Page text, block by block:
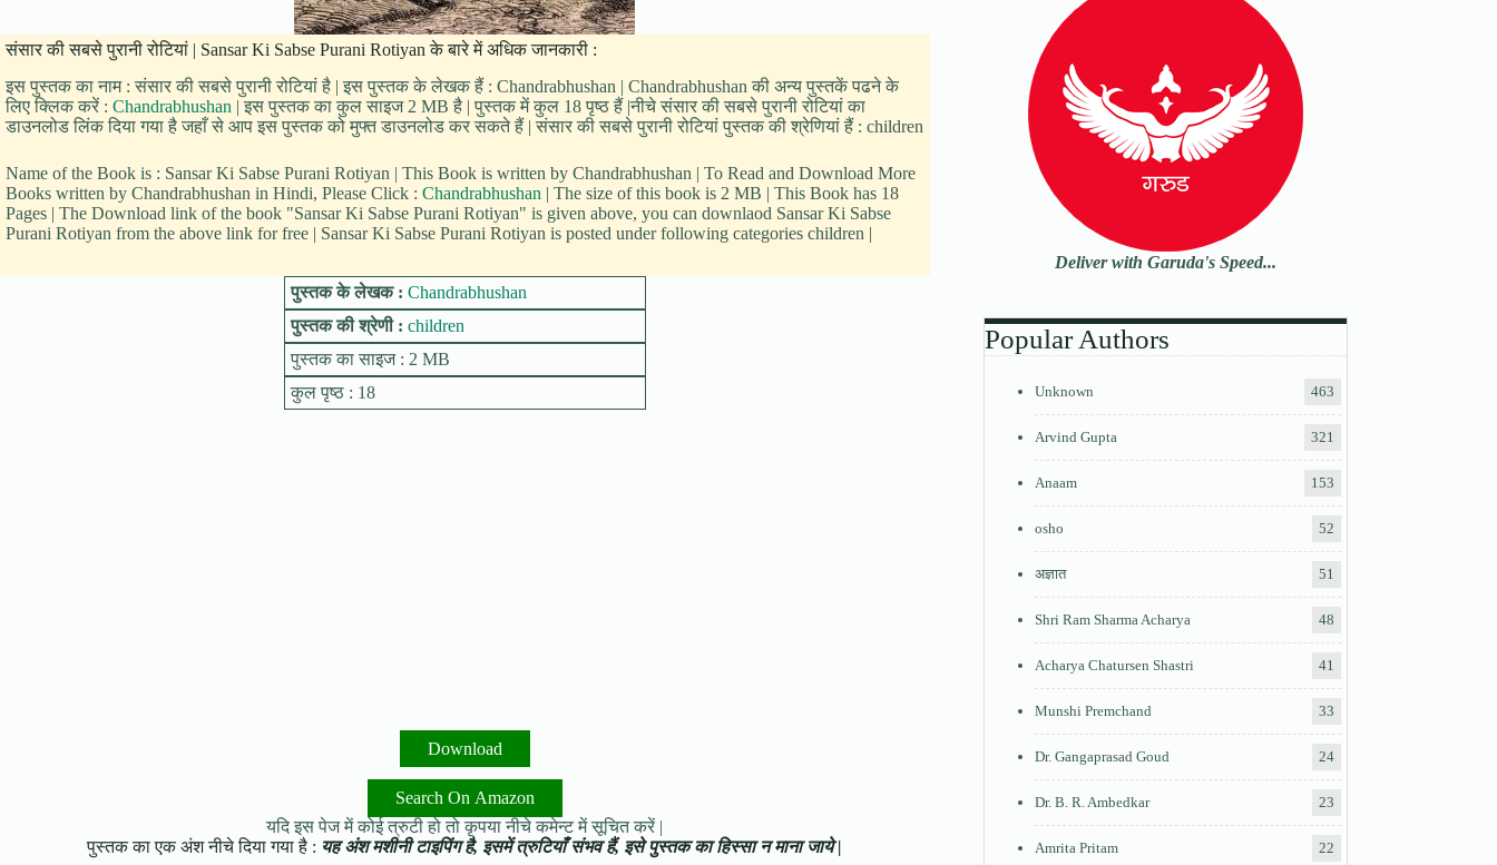
संसार की सबसे पुरानी रोटियां | Sansar Ki Sabse Purani Rotiyan के बारे में अधिक जानकारी :
इस पुस्तक का नाम : संसार की सबसे पुरानी रोटियां है | इस पुस्तक के लेखक हैं : Chandrabhushan | Chandrabhushan की अन्य पुस्तकें पढने के
लिए क्लिक करें : Chandrabhushan | इस पुस्तक का कुल साइज 2 MB है | पुस्तक में कुल 18 पृष्ठ हैं |नीचे संसार की सबसे पुरानी रोटियां का
डाउनलोड लिंक दिया गया है जहाँ से आप इस पुस्तक को मुफ्त डाउनलोड कर सकते हैं | संसार की सबसे पुरानी रोटियां पुस्तक की श्रेणियां हैं : children
Name of the Book is : Sansar Ki Sabse Purani Rotiyan | This Book is written by Chandrabhushan | To Read and Download More
Books written by Chandrabhushan in Hindi, Please Click : Chandrabhushan | The size of this book is 2 MB | This Book has 18
Pages | The Download link of the book "Sansar Ki Sabse Purani Rotiyan" is given above, you can downlaod Sansar Ki Sabse
Purani Rotiyan from the above link for free | Sansar Ki Sabse Purani Rotiyan is posted under following categories children |
पुस्तक के लेखक : Chandrabhushan
पुस्तक की श्रेणी : children
पुस्तक का साइज : 2 MB
कुल पृष्ठ : 18
Download
Search On Amazon
यदि इस पेज में कोई त्रुटी हो तो कृपया नीचे कमेन्ट में सूचित करें |
पुस्तक का एक अंश नीचे दिया गया है : यह अंश मशीनी टाइपिंग है, इसमें त्रुटियाँ संभव हैं, इसे पुस्तक का हिस्सा न माना जाये |
Deliver with Garuda's Speed...
Popular Authors
Unknown 463
Arvind Gupta 321
Anaam 153
osho 52
अज्ञात 51
Shri Ram Sharma Acharya 48
Acharya Chatursen Shastri 41
Munshi Premchand 33
Dr. Gangaprasad Goud 24
Dr. B. R. Ambedkar 23
Amrita Pritam 22